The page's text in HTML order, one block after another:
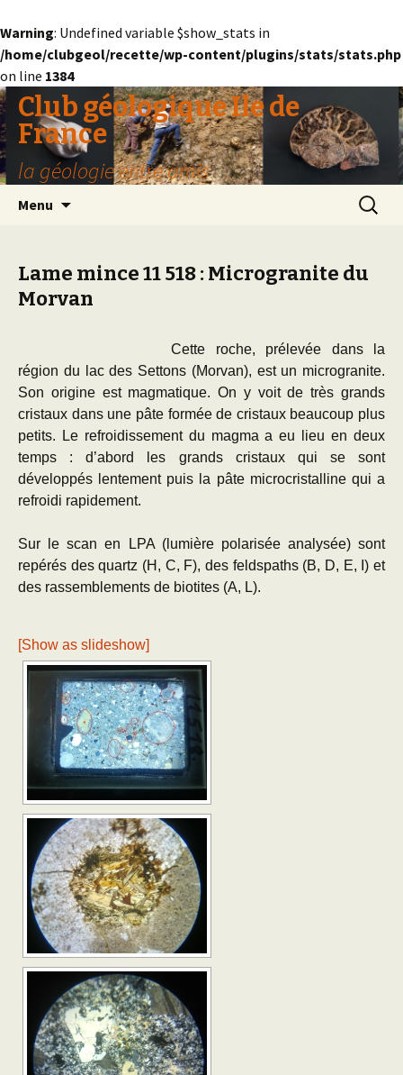
Warning: Undefined variable $show_stats in
/home/clubgeol/recette/wp-content/plugins/stats/stats.php
on line 1384
Club géologique Ile de
France
la géologie entre amis
Menu
Lame mince 11 518 : Microgranite du
Morvan
Cette roche, prélevée dans la
région du lac des Settons (Morvan), est un microgranite.
Son origine est magmatique. On y voit de très grands
cristaux dans une pâte formée de cristaux beaucoup plus
petits. Le refroidissement du magma a eu lieu en deux
temps : d’abord les grands cristaux qui se sont
développés lentement puis la pâte microcristalline qui a
refroidi rapidement.
Sur le scan en LPA (lumière polarisée analysée) sont
repérés des quartz (H, C, F), des feldspaths (B, D, E, I) et
des rassemblements de biotites (A, L).
[Show as slideshow]